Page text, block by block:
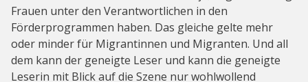
Frauen unter den Verantwortlichen in den
Förderprogrammen haben. Das gleiche gelte mehr
oder minder für Migrantinnen und Migranten. Und all
dem kann der geneigte Leser und kann die geneigte
Leserin mit Blick auf die Szene nur wohlwollend